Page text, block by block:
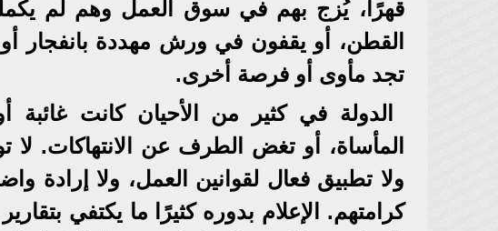
قهرًا، يُزج بهم في سوق العمل وهم لم
القطن، أو يقفون في ورش مهددة بانفجار
تجد مأوى أو فرصة أخرى.
الدولة في كثير من الأحيان كانت غائبة
المأساة، أو تغض الطرف عن الانتهاكات. لا
ولا تطبيق فعال لقوانين العمل، ولا
كرامتهم. الإعلام بدوره كثيرًا ما يكتفي